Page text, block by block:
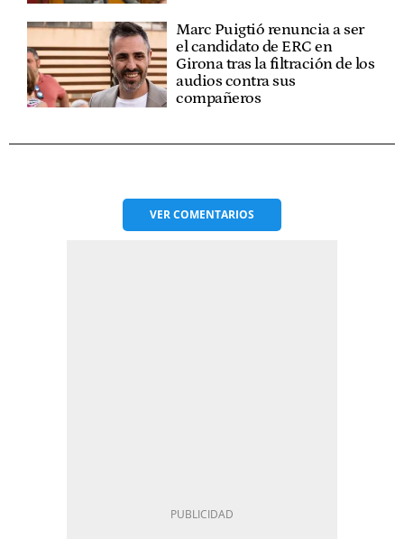
Marc Puigtió renuncia a ser
el candidato de ERC en
Girona tras la filtración de los
audios contra sus
compañeros
VERCOMENTARIOS